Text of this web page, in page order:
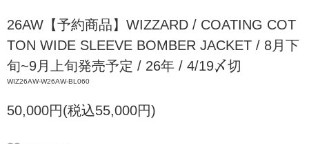
26AW【予約商品】WIZZARD / COATING COT
TON WIDE SLEEVE BOMBER JACKET / 8月下
旬~9月上旬発売予定 / 26年 / 4/19〆切
WIZ26AW-W26AW-BL060
50,000円(税込55,000円)